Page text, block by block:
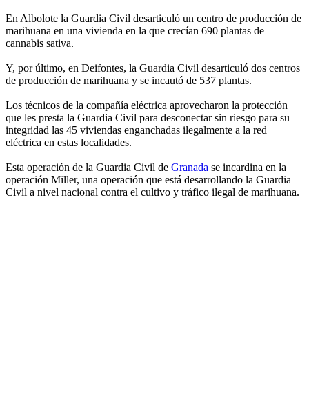
En Albolote la Guardia Civil desarticuló un centro de producción de
marihuana en una vivienda en la que crecían 690 plantas de
cannabis sativa.
Y, por último, en Deifontes, la Guardia Civil desarticuló dos centros
de producción de marihuana y se incautó de 537 plantas.
Los técnicos de la compañía eléctrica aprovecharon la protección
que les presta la Guardia Civil para desconectar sin riesgo para su
integridad las 45 viviendas enganchadas ilegalmente a la red
eléctrica en estas localidades.
Esta operación de la Guardia Civil de Granada se incardina en la
operación Miller, una operación que está desarrollando la Guardia
Civil a nivel nacional contra el cultivo y tráfico ilegal de marihuana.